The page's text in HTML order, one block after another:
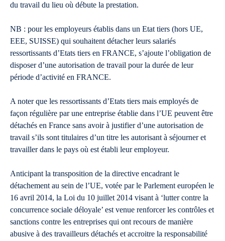
du travail du lieu où débute la prestation.
NB : pour les employeurs établis dans un Etat tiers (hors UE,
EEE, SUISSE) qui souhaitent détacher leurs salariés
ressortissants d’Etats tiers en FRANCE, s’ajoute l’obligation de
disposer d’une autorisation de travail pour la durée de leur
période d’activité en FRANCE.
A noter que les ressortissants d’Etats tiers mais employés de
façon régulière par une entreprise établie dans l’UE peuvent être
détachés en France sans avoir à justifier d’une autorisation de
travail s’ils sont titulaires d’un titre les autorisant à séjourner et
travailler dans le pays où est établi leur employeur.
Anticipant la transposition de la directive encadrant le
détachement au sein de l’UE, votée par le Parlement européen le
16 avril 2014, la Loi du 10 juillet 2014 visant à ‘lutter contre la
concurrence sociale déloyale’ est venue renforcer les contrôles et
sanctions contre les entreprises qui ont recours de manière
abusive à des travailleurs détachés et accroitre la responsabilité